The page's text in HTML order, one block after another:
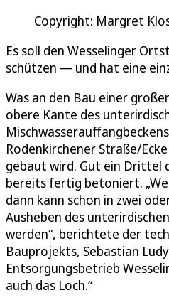
Copyright: Margret
Es soll den Wesselinger
schützen — und hat eine
Was an den Bau einer
obere Kante des
Rodenkirchener Straße/
gebaut wird. Gut ein Drittel
bereits fertig betoniert.
dann kann schon in zwei
Ausheben des
werden“, berichtete der
Bauprojekts, Sebastian
Entsorgungsbetrieb
auch das Loch.“